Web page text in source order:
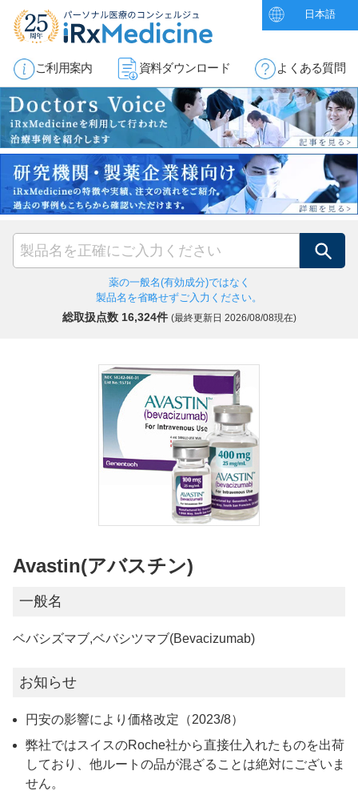
日本語
ご利用案内 資料ダウンロード よくある質問
検索
薬の一般名(有効成分)ではなく
製品名を省略せずご入力ください。
総取扱点数 16,324件 (最終更新日 2026/08/08現在)
Avastin(アバスチン)
一般名
ベバシズマブ,ベバシツマブ(Bevacizumab)
お知らせ
円安の影響により価格改定（2023/8）
弊社ではスイスのRoche社から直接仕入れたものを出荷
しており、他ルートの品が混ざることは絶対にございま
せん。